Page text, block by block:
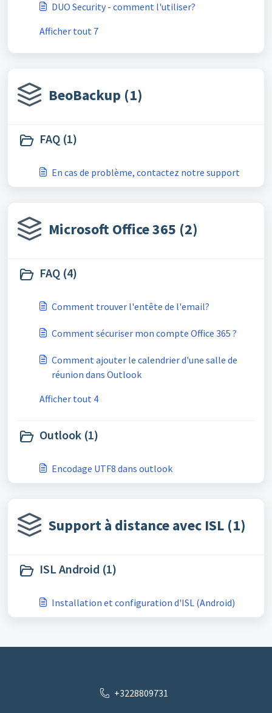
DUO Security - comment l'utiliser?
Afficher tout 7
BeoBackup (1)
FAQ (1)
En cas de problème, contactez notre support
Microsoft Office 365 (2)
FAQ (4)
Comment trouver l'entête de l'email?
Comment sécuriser mon compte Office 365 ?
Comment ajouter le calendrier d'une salle de
réunion dans Outlook
Afficher tout 4
Outlook (1)
Encodage UTF8 dans outlook
Support à distance avec ISL (1)
ISL Android (1)
Installation et configuration d'ISL (Android)
+3228809731